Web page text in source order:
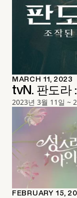
MARCH 11, 2023
tvN. 판도라
2023년 3월 11일 ~
FEBRUARY 15,